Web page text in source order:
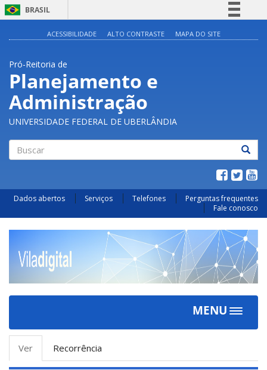
BRASIL
Acesso à informação
ACESSIBILIDADE ALTO CONTRASTE MAPA DO SITE
Pró-Reitoria de
Planejamento e
Administração
UNIVERSIDADE FEDERAL DE UBERLÂNDIA
Dados abertos Serviços Telefones
Perguntas frequentes
Fale conosco
MENU
Toggle
Abas
primárias
Ver
ativa)
Recorrência